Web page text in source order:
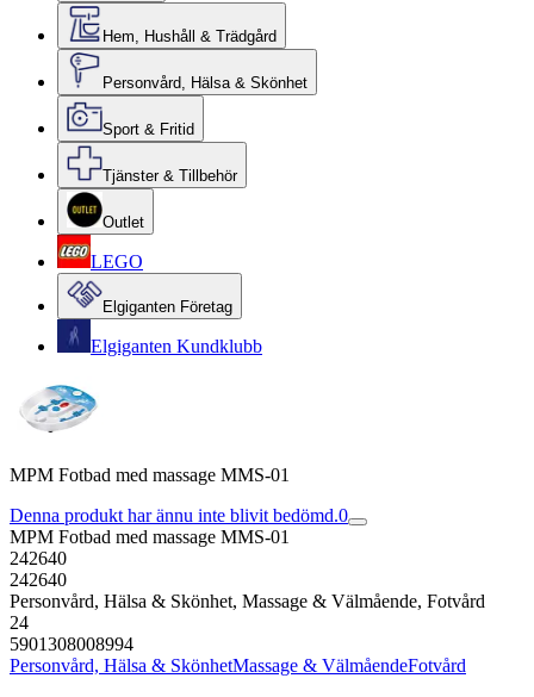
Hem, Hushåll & Trädgård
Personvård, Hälsa & Skönhet
Sport & Fritid
Tjänster & Tillbehör
Outlet
LEGO
Elgiganten Företag
Elgiganten Kundklubb
MPM Fotbad med massage MMS-01
Denna produkt har ännu inte blivit bedömd.0
MPM Fotbad med massage MMS-01
242640
242640
Personvård, Hälsa & Skönhet, Massage & Välmående, Fotvård
24
5901308008994
Personvård, Hälsa & SkönhetMassage & VälmåendeFotvård